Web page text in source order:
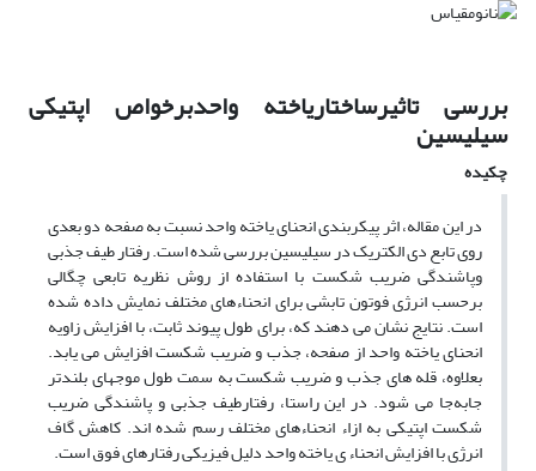
بررسی تاثیرساختاریاخته واحدبرخواص اپتیکی
سیلیسین
چکیده
در این مقاله، اثر پیکربندی انحنای یاخته واحد نسبت به صفحه دو بعدی
روی تابع دی الکتریک در سیلیسین بررسی شده است. رفتار ﻃﯿﻒ جذبی
وپاشندگی ضریب شکست با استفاده از روش ﻧﻈﺮﯾﻪ ﺗﺎﺑﻌﯽ ﭼﮕﺎﻟﯽ
برحسب انرژی فوتون تابشی برای انحناءهای مختلف نمایش داده شده
است. نتایج نشان می دهند که، برای طول پیوند ثابت، با افزایش زاویه
انحنای یاخته واحد از صفحه، جذب و ضریب شکست افزایش می یابد.
بعلاوه، قله های جذب و ضریب شکست به سمت طول موجهای بلندتر
جابه‌جا می شود. در این راستا، رفتارطیف جذبی و پاشندگی ضریب
شکست اپتیکی به ازاء انحناءهای مختلف رسم شده اند. کاهش گاف
انرژی با افزایش انحناء ی یاخته واحد دلیل فیزیکی رفتارهای فوق است.